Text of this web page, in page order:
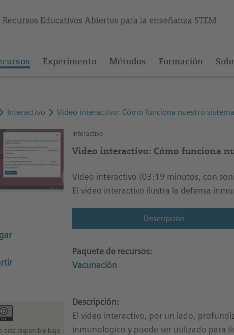
Experimento Métodos Formación
Interactivo Video interactivo: Cómo funciona nuestro
está disponible bajo
Interactivo
Video interactivo: Cómo funciona
Video interactivo (03:19 minutos, con
El video interactivo ilustra la defensa
Descripción
Paquete de recursos:
Vacunación
Descripción:
El video interactivo, por un lado,
inmunológico y puede ser utilizado para